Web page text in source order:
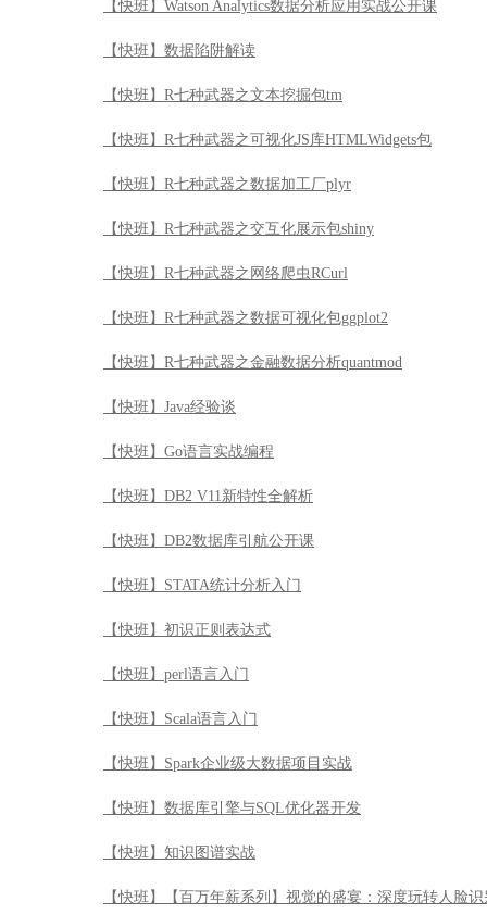
【快班】R七种武器之交互化展示包shiny
【快班】R七种武器之网络爬虫RCurl
【快班】R七种武器之数据可视化包ggplot2
【快班】R七种武器之金融数据分析quantmod
【快班】Java经验谈
【快班】Go语言实战编程
【快班】DB2 V11新特性全解析
【快班】DB2数据库引航公开课
【快班】STATA统计分析入门
【快班】初识正则表达式
【快班】perl语言入门
【快班】Scala语言入门
【快班】Spark企业级大数据项目实战
【快班】数据库引擎与SQL优化器开发
【快班】知识图谱实战
【快班】【百万年薪系列】视觉的盛宴：深度玩转人脸识
【快班】深入浅出设计模式
【快班】Oracle特殊恢复原理与实战（DSI系列）
【快班】Puppet 运维自动化
【快班】ROS机器人操作系统实战
【快班】开启智慧眼-深度玩转计算机视觉与机器认知